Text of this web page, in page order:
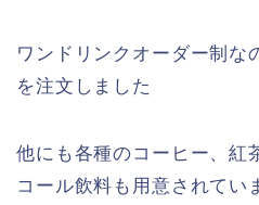
ワンドリンクオーダー制な
を注文しました
他にも各種のコーヒー、紅
コール飲料も用意されてい